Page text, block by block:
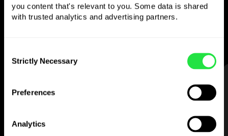
you content that's relevant to you. Some data is shared
with trusted analytics and advertising partners.
Selection
Strictly Necessary
Preferences
Analytics
Posílejte peníze do zahraničí,
vybírejte z bankomatů bez